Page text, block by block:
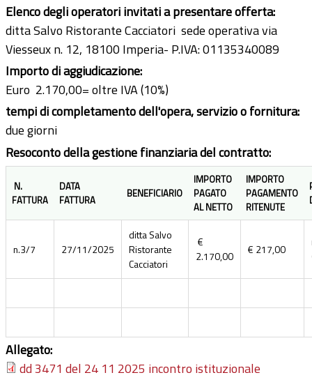
Elenco degli operatori invitati a presentare offerta:
ditta Salvo Ristorante Cacciatori sede operativa via
Viesseux n. 12, 18100 Imperia- P.IVA: 01135340089
Importo di aggiudicazione:
Euro 2.170,00= oltre IVA (10%)
tempi di completamento dell'opera, servizio o fornitura:
due giorni
Resoconto della gestione finanziaria del contratto:
N.
FATTURA
DATA
FATTURA
BENEFICIARIO
IMPORTO
PAGATO
AL NETTO
IMPORTO
PAGAMENTO
RITENUTE
n.3/7 27/11/2025
ditta Salvo
Ristorante
Cacciatori
€
2.170,00
€ 217,00
Allegato:
dd 3471 del 24 11 2025 incontro istituzionale